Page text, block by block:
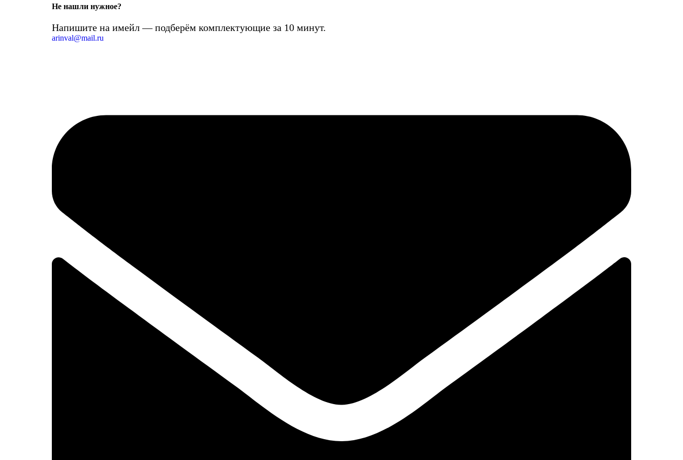
Не нашли нужное?
Напишите на имейл — подберём комплектующие за 10 минут.
arinval@mail.ru